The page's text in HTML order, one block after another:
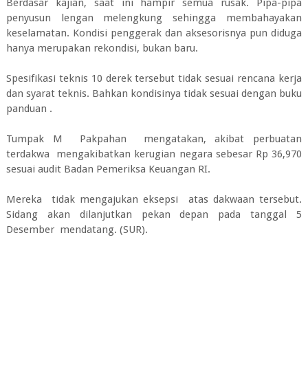
Berdasar kajian, saat ini hampir semua rusak. Pipa-pipa
penyusun lengan melengkung sehingga membahayakan
keselamatan. Kondisi penggerak dan aksesorisnya pun diduga
hanya merupakan rekondisi, bukan baru.
Spesifikasi teknis 10 derek tersebut tidak sesuai rencana kerja
dan syarat teknis. Bahkan kondisinya tidak sesuai dengan buku
panduan .
Tumpak M Pakpahan mengatakan, akibat perbuatan
terdakwa mengakibatkan kerugian negara sebesar Rp 36,970
sesuai audit Badan Pemeriksa Keuangan RI.
Mereka tidak mengajukan eksepsi atas dakwaan tersebut.
Sidang akan dilanjutkan pekan depan pada tanggal 5
Desember mendatang. (SUR).